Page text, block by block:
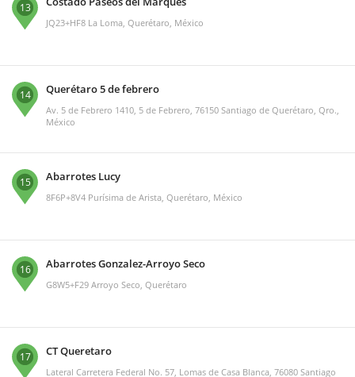
13
JQ23+HF8 La Loma, Querétaro, México
14 Querétaro 5 de febrero
Av. 5 de Febrero 1410, 5 de Febrero, 76150 Santiago de Querétaro, Qro.,
México
15 Abarrotes Lucy
8F6P+8V4 Purísima de Arista, Querétaro, México
16 Abarrotes Gonzalez-Arroyo Seco
G8W5+F29 Arroyo Seco, Querétaro
17 CT Queretaro
Lateral Carretera Federal No. 57, Lomas de Casa Blanca, 76080 Santiago